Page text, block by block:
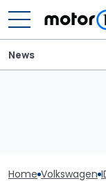
News
Home Volkswagen